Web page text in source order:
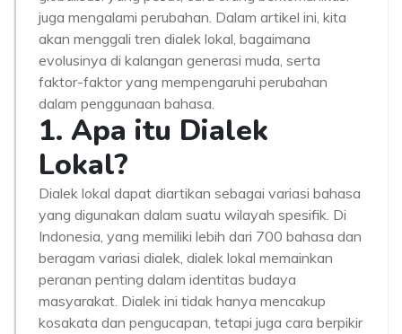
juga mengalami perubahan. Dalam artikel ini, kita
akan menggali tren dialek lokal, bagaimana
evolusinya di kalangan generasi muda, serta
faktor-faktor yang mempengaruhi perubahan
dalam penggunaan bahasa.
1. Apa itu Dialek
Lokal?
Dialek lokal dapat diartikan sebagai variasi bahasa
yang digunakan dalam suatu wilayah spesifik. Di
Indonesia, yang memiliki lebih dari 700 bahasa dan
beragam variasi dialek, dialek lokal memainkan
peranan penting dalam identitas budaya
masyarakat. Dialek ini tidak hanya mencakup
kosakata dan pengucapan, tetapi juga cara berpikir